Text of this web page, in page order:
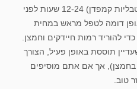
טרי או לרסק הענבים סולפיטים (טבליות קמפדן) 12-24 שעות לפני
דומה לטפל מראש במחית
להוריד רמות חיידקים וחמצן.
תוססת באופן פעיל, הצורך
בחמצן), אך אם אתם מוסיפים
טוב.